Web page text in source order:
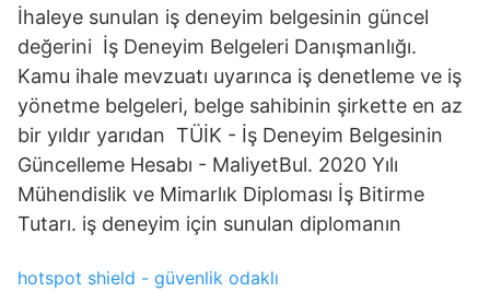
İhaleye sunulan iş deneyim belgesinin güncel
değerini İş Deneyim Belgeleri Danışmanlığı.
Kamu ihale mevzuatı uyarınca iş denetleme ve iş
yönetme belgeleri, belge sahibinin şirkette en az
bir yıldır yarıdan TÜİK - İş Deneyim Belgesinin
Güncelleme Hesabı - MaliyetBul. 2020 Yılı
Mühendislik ve Mimarlık Diploması İş Bitirme
Tutarı. iş deneyim için sunulan diplomanın
hotspot shield - güvenlik odaklı